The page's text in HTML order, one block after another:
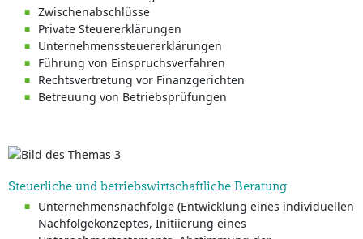
Zwischenabschlüsse
Private Steuererklärungen
Unternehmenssteuererklärungen
Führung von Einspruchsverfahren
Rechtsvertretung vor Finanzgerichten
Betreuung von Betriebsprüfungen
Steuerliche und betriebswirtschaftliche Beratung
Unternehmensnachfolge (Entwicklung eines individuellen
Nachfolgekonzeptes, Initiierung eines